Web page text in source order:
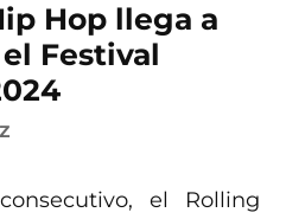
Hop llega a
Festival
el Rolling